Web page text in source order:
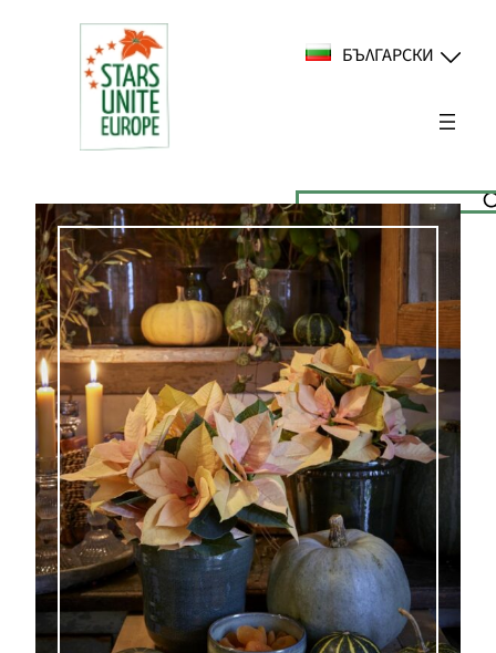
съдържанието
БЪЛГАРСКИ
Suchen